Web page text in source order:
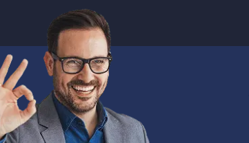
am Rübenberge, Nienburg (
Weser ), Steimbke - Rodewald -
Stöckse - Heemsen -
Hodenhagen - Rethem ( Aller ) -
Häuslingen - Frankenfeld -
Dörverden - Haßbergen